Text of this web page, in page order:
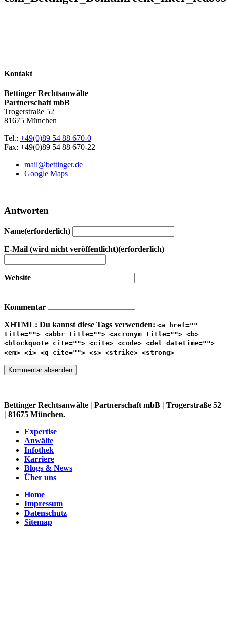
Kontakt
Bettinger Rechtsanwälte
Partnerschaft mbB
Trogerstraße 52
81675 München
Tel.: +49(0)89 54 88 670-0
Fax: +49(0)89 54 88 670-22
mail@bettinger.de
Google Maps
Antworten
Name(erforderlich)
E-Mail (wird nicht veröffentlicht)(erforderlich)
Website
Kommentar
XHTML: Du kannst diese Tags verwenden: <a href=""
title=""> <abbr title=""> <acronym title=""> <b>
<blockquote cite=""> <cite> <code> <del datetime="">
<em> <i> <q cite=""> <s> <strike> <strong>
Bettinger Rechtsanwälte | Partnerschaft mbB | Trogerstraße 52
| 81675 München.
Expertise
Anwälte
Infothek
Karriere
Blogs & News
Über uns
Home
Impressum
Datenschutz
Sitemap